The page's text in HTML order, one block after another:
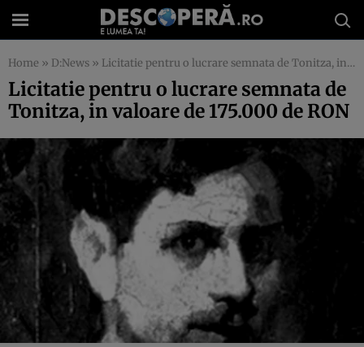
Home » D:News » Licitatie pentru o lucrare semnata de Tonitza, in valoare de 175.000 de RON
Licitatie pentru o lucrare semnata de
Tonitza, in valoare de 175.000 de RON